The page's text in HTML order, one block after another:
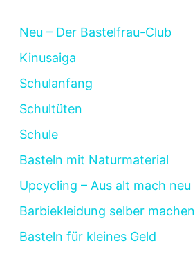
Neu – Der Bastelfrau-Club
Kinusaiga
Schulanfang
Schultüten
Schule
Basteln mit Naturmaterial
Upcycling – Aus alt mach neu
Barbiekleidung selber machen
Basteln für kleines Geld